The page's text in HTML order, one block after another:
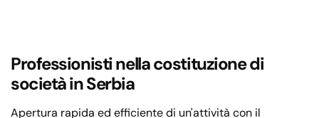
Professionisti nella costituzione di
società in Serbia
Apertura rapida ed efficiente di un'attività con il